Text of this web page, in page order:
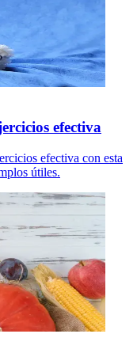
efectiva
efectiva con esta
útiles.